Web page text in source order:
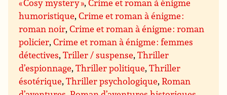
« Cosy mystery »,Crime et roman à énigme
humoristique,Crime et roman à énigme :
roman noir,Crime et roman à énigme : roman
policier,Crime et roman à énigme : femmes
détectives,Triller / suspense,Thriller
d’espionnage,Thriller politique,Thriller
ésotérique,Thriller psychologique,Roman